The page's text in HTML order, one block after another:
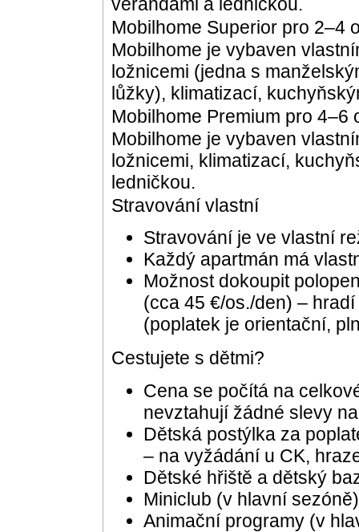
Mobilhome Superior pro 2–4
Mobilhome je vybaven
ložnicemi (jedna s
lůžky), klimatizací,
Mobilhome Premium pro 4–6
Mobilhome je vybaven
ložnicemi, klimatizací,
ledničkou.
Stravování vlastní
Stravování je ve vlastní
Každý apartmán má
Možnost dokoupit
(cca 45 €/os./den) –
(poplatek je orientační,
Cestujete s dětmi?
Cena se počítá na
nevztahují žádné slevy
Dětská postýlka za
– na vyžádání u CK,
Dětské hřiště a dětský
Miniclub (v hlavní sezóně)
Animační programy (v